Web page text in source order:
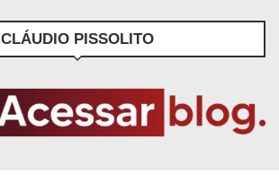
CLÁUDIO PISSOLITO